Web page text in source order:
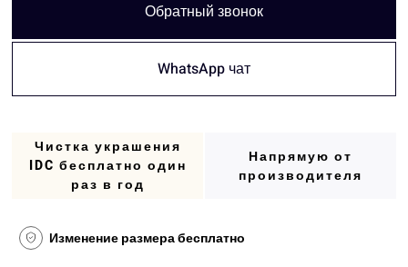
Обратный звонок
WhatsApp чат
Чистка украшения
IDC бесплатно один
раз в год
Напрямую от
производителя
Изменение размера бесплатно